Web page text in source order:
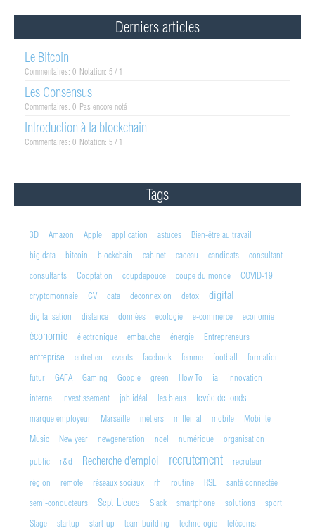
Derniers articles
Le Bitcoin
Commentaires: 0 Notation: 5 / 1
Les Consensus
Commentaires: 0 Pas encore noté
Introduction à la blockchain
Commentaires: 0 Notation: 5 / 1
Tags
3D Amazon Apple application astuces
Bien-être au travail
big data
bitcoin blockchain cabinet cadeau candidats
consultant
consultants
Cooptation coupdepouce coupe du monde
COVID-19
cryptomonnaie
CV data deconnexion detox digital
digitalisation distance données ecologie e-commerce economie
économie électronique embauche énergie Entrepreneurs
entreprise entretien events facebook femme football
formation
futur
GAFA Gaming Google green How To ia
innovation
interne
investissement job idéal les bleus levée de fonds
marque employeur Marseille métiers millenial mobile
Mobilité
Music
New year newgeneration noel numérique
organisation
public
r&d Recherche d'emploi recrutement
recruteur
région
remote réseaux sociaux rh routine RSE
santé connectée
semi-conducteurs
Sept-Lieues Slack smartphone solutions
sport
Stage
startup start-up team building technologie télécoms